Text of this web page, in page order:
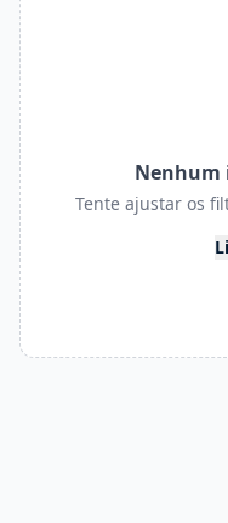
Nenhum
Tente ajustar os